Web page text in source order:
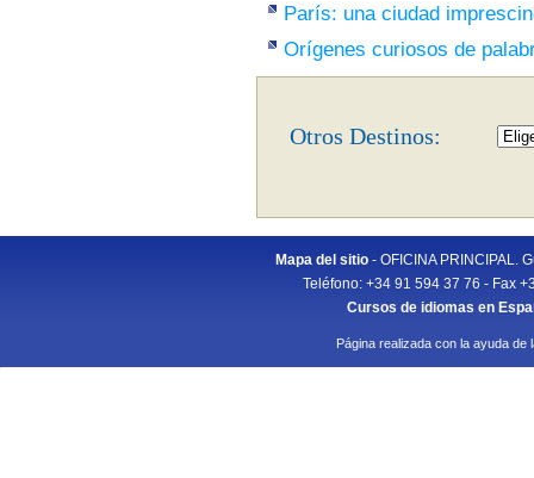
París: una ciudad
Orígenes curiosos de
Otros Destinos:
Mapa del sitio- OFICINA PRINCIPAL.
Teléfono: +34 91 594 37 76 - Fax
Cursos de idiomas en
Página realizada con la ayuda